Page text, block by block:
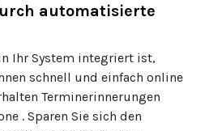
automatisierte
Ihr System integriert ist,
schnell und einfach online
Terminerinnerungen
. Sparen Sie sich den